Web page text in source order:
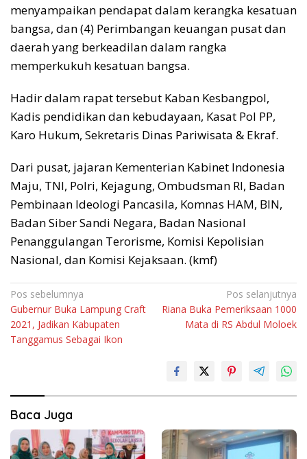
menyampaikan pendapat dalam kerangka kesatuan
bangsa, dan (4) Perimbangan keuangan pusat dan
daerah yang berkeadilan dalam rangka
memperkukuh kesatuan bangsa.
Hadir dalam rapat tersebut Kaban Kesbangpol,
Kadis pendidikan dan kebudayaan, Kasat Pol PP,
Karo Hukum, Sekretaris Dinas Pariwisata & Ekraf.
Dari pusat, jajaran Kementerian Kabinet Indonesia
Maju, TNI, Polri, Kejagung, Ombudsman RI, Badan
Pembinaan Ideologi Pancasila, Komnas HAM, BIN,
Badan Siber Sandi Negara, Badan Nasional
Penanggulangan Terorisme, Komisi Kepolisian
Nasional, dan Komisi Kejaksaan. (kmf)
Navigasi
pos
Pos sebelumnya
Gubernur Buka Lampung Craft
2021, Jadikan Kabupaten
Tanggamus Sebagai Ikon
Pos selanjutnya
Riana Buka Pemeriksaan 1000
Mata di RS Abdul Moloek
Baca Juga